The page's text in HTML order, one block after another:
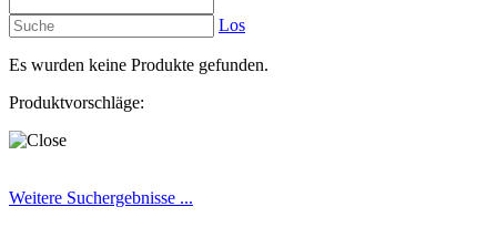
Los
Es wurden keine Produkte gefunden.
Produktvorschläge:
Weitere Suchergebnisse ...